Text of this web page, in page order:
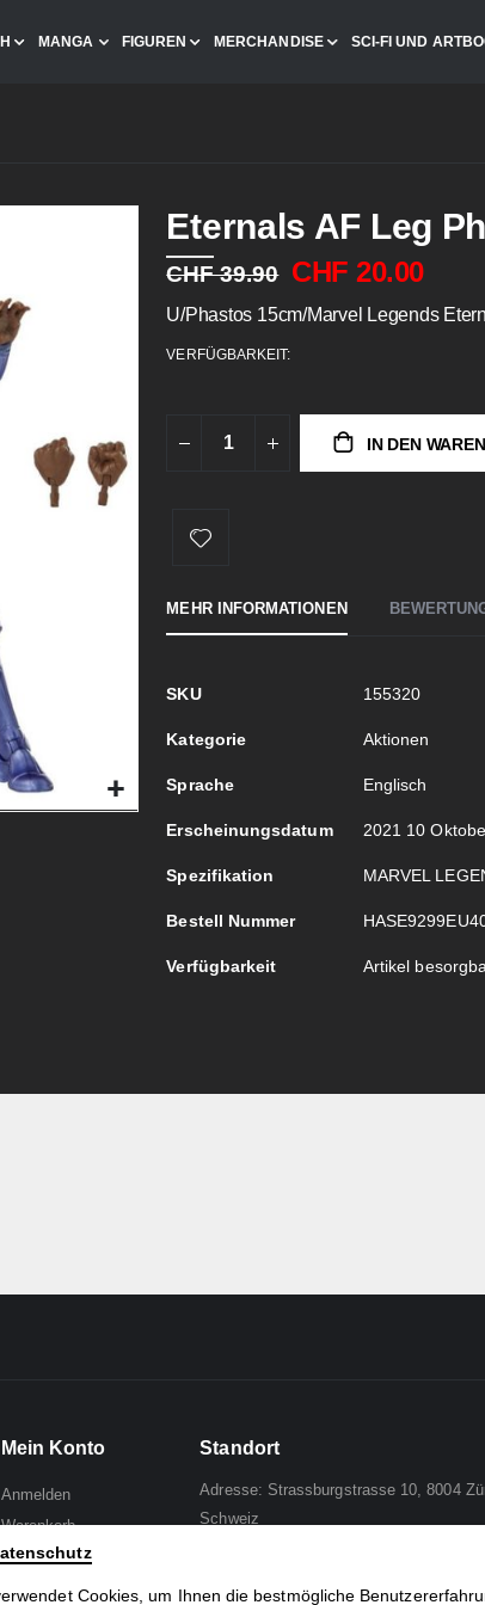
MANGA FIGUREN MERCHANDISE SCI-FI UND
Eternals AF Leg
CHF 39.90 CHF 20.00
U/Phastos 15cm/Marvel Legends
VERFÜGBARKEIT:
IN DEN
MEHR INFORMATIONEN
Mehr
SKU 155320
Kategorie Aktionen
Sprache Englisch
Erscheinungsdatum 2021 10
Spezifikation MARVEL
Bestell Nummer
Verfügbarkeit Artikel
Mein Konto
Anmelden
Warenkorb
Wunschliste
Zur Kasse
Standort
Adresse: Strassburgstrasse 10, 8004
Schweiz
Tel: +41 44 241 96 95
Cookies, um Ihnen die bestmögliche